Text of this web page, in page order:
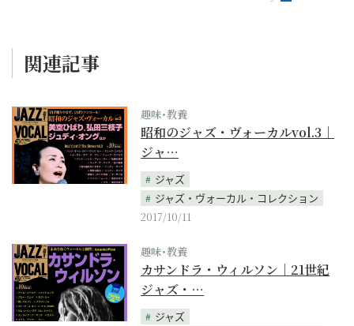
関連記事
趣味･教養
昭和のジャズ・ヴォーカルvol.3｜
ジャ…
ジャズ
ジャズ・ヴォーカル・コレクション
2017/10/11
趣味･教養
カサンドラ・ウィルソン｜21世紀
ジャズ・…
ジャズ